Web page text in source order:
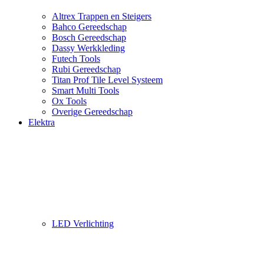
Altrex Trappen en Steigers
Bahco Gereedschap
Bosch Gereedschap
Dassy Werkkleding
Futech Tools
Rubi Gereedschap
Titan Prof Tile Level Systeem
Smart Multi Tools
Ox Tools
Overige Gereedschap
Elektra
LED Verlichting